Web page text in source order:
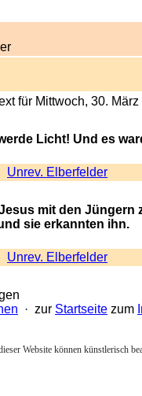
für Mittwoch, 30.
Licht! Und es
Unrev. Elberfelder
mit den
sie erkannten ihn.
Unrev. Elberfelder
· zur Startseite zum
Website können künstlerisch